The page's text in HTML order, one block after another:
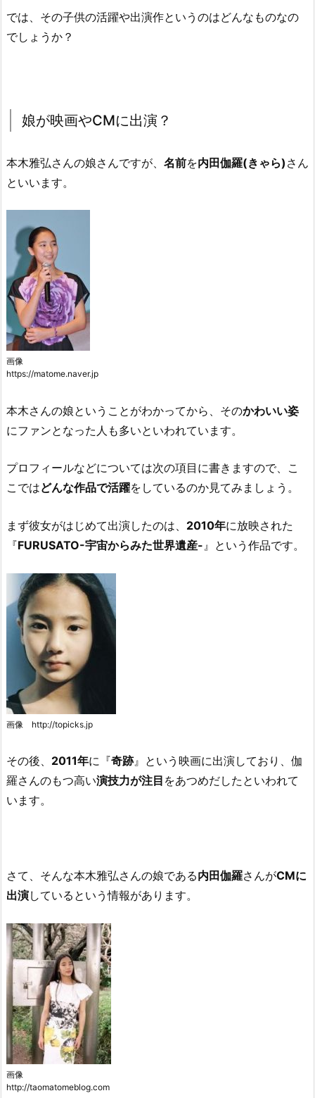
では、その子供の活躍や出演作というのはどんなものなの
でしょうか？
娘が映画やCMに出演？
本木雅弘さんの娘さんですが、 名前を内田伽羅(きゃら) さん
といいます。
画像
https://matome.naver.jp
本木さんの娘ということがわかってから、そのかわいい姿
にファンとなった人も多いといわれています。
プロフィールなどについては次の項目に書きますので、こ
こではどんな作品で活躍をしているのか見てみましょう。
まず彼女がはじめて出演したのは、 2010年に放映された
『FURUSATO-宇宙からみた世界遺産-』という作品です。
画像 http://topicks.jp
その後、 2011年に『奇跡』という映画に出演しており、伽
羅さんのもつ高い演技力が注目 をあつめだしたといわれて
います。
さて、そんな本木雅弘さんの娘である内田伽羅さんがCMに
出演しているという情報があります。
画像
http://taomatomeblog.com